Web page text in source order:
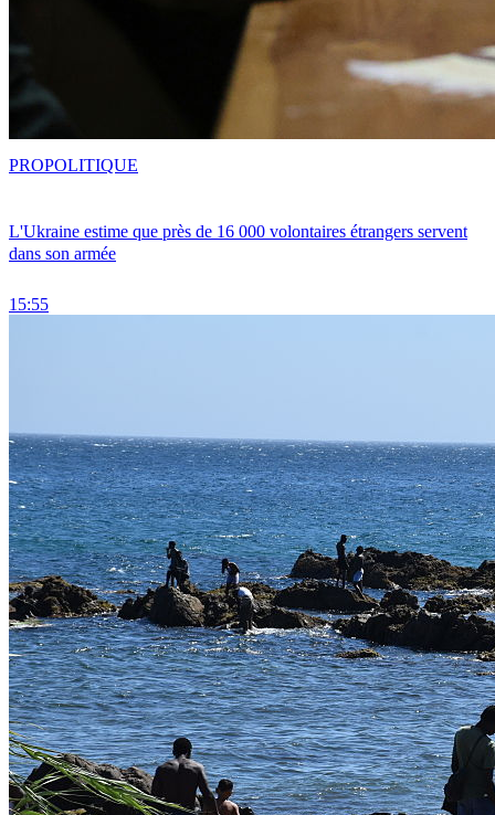
L'Ukraine estime que près de 16 000 volontaires étrangers servent
dans son armée
15:55
PROPOLITIQUE